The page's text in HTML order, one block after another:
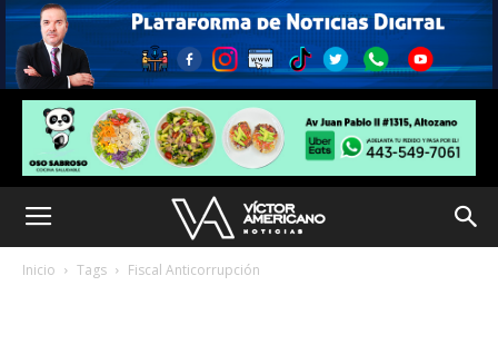
Inicio Tags Fiscal Anticorrupción